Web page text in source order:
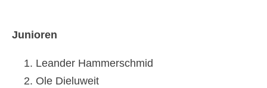
Junioren
Leander Hammerschmid
Ole Dieluweit